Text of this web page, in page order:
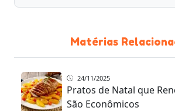
Matérias
24/11/2025
Pratos de Natal que
São Econômicos